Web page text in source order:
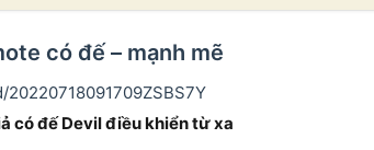
có đế – mạnh mẽ
có đế Devil điều khiển từ xa